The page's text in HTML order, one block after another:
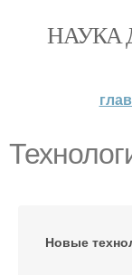
НАУКА
Новые